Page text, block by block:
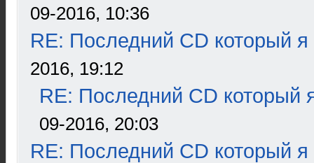
09-2016, 10:36
RE: Последний CD который я
2016, 19:12
RE: Последний CD который
09-2016, 20:03
RE: Последний CD который я